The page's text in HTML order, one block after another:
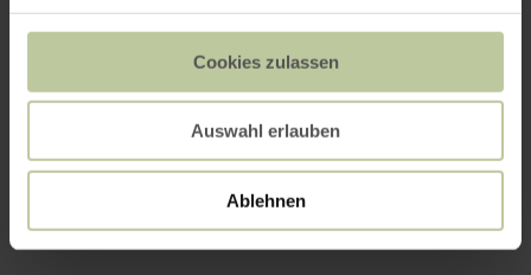
Cookies zulassen
Auswahl erlauben
Ablehnen